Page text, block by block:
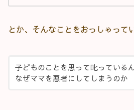
とか、そんなことをおっしゃって
子どものことを思って叱っている
なぜママを悪者にしてしまうのか